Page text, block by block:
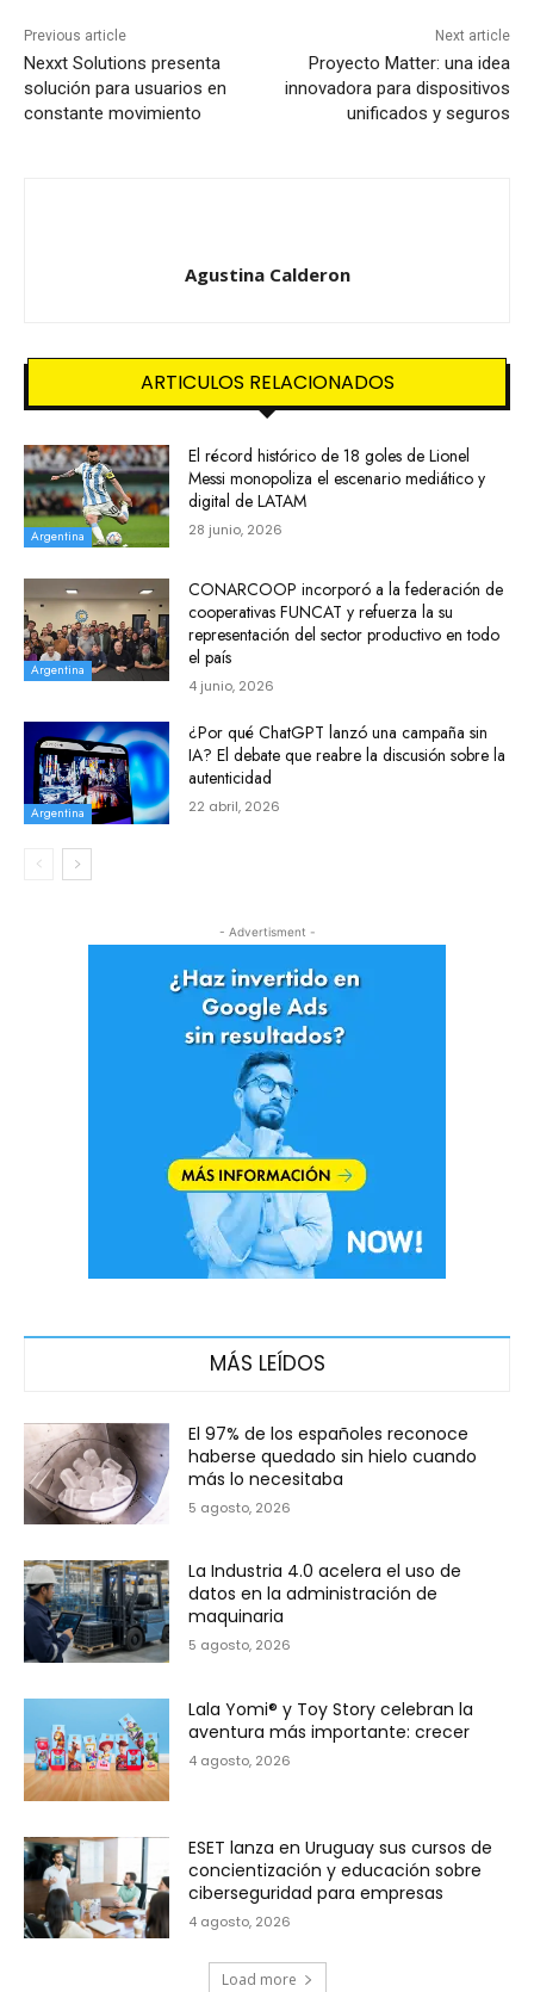
Previous article
Nexxt Solutions presenta
solución para usuarios en
constante movimiento
Next article
Proyecto Matter: una idea
innovadora para dispositivos
unificados y seguros
Agustina Calderon
ARTICULOS RELACIONADOS
Argentina
El récord histórico de 18 goles de Lionel
Messi monopoliza el escenario mediático y
digital de LATAM
28 junio, 2026
Argentina
CONARCOOP incorporó a la federación de
cooperativas FUNCAT y refuerza la su
representación del sector productivo en todo
el país
4 junio, 2026
Argentina
¿Por qué ChatGPT lanzó una campaña sin
IA? El debate que reabre la discusión sobre la
autenticidad
22 abril, 2026
- Advertisment -
MÁS LEÍDOS
El 97% de los españoles reconoce
haberse quedado sin hielo cuando
más lo necesitaba
5 agosto, 2026
La Industria 4.0 acelera el uso de
datos en la administración de
maquinaria
5 agosto, 2026
Lala Yomi® y Toy Story celebran la
aventura más importante: crecer
4 agosto, 2026
ESET lanza en Uruguay sus cursos de
concientización y educación sobre
ciberseguridad para empresas
4 agosto, 2026
Load more